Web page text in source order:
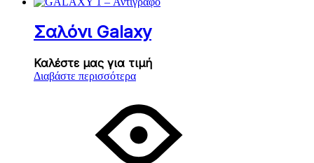
Σαλόνι Galaxy
Καλέστε μας για τιμή
Διαβάστε περισσότερα